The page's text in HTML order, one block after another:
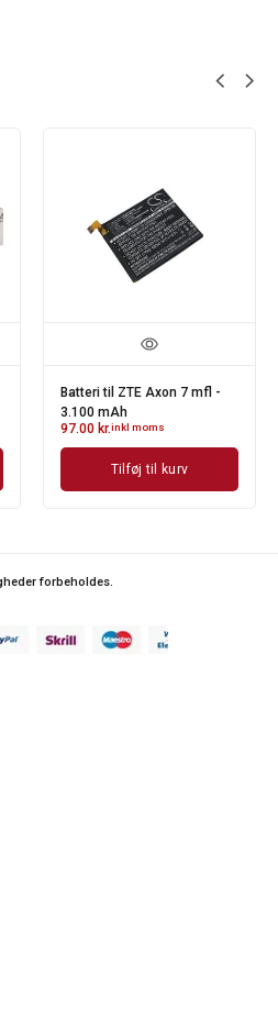
Batteri til ZTE Axon 7 mfl -
3.100 mAh
97.00 kr.inkl moms
Tilføj til kurv
forbeholdes.